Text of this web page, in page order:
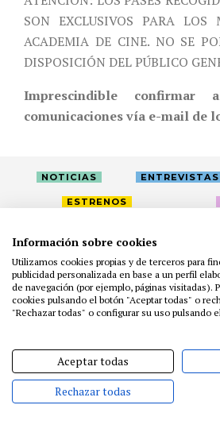
SON EXCLUSIVOS PARA LOS
ACADEMIA DE CINE. NO SE
DISPOSICIÓN DEL PÚBLICO
Imprescindible confirmar
comunicaciones vía e-mail de
NOTICIAS ENTREVISTAS
ESTRENOS
PRENSA
FUNDACIÓN
BIBLIOTECA
Información sobre cookies
Utilizamos cookies propias y de terceros para
publicidad personalizada en base a un perfil
de navegación (por ejemplo, páginas visitadas).
cookies pulsando el botón "Aceptar todas" o
"Rechazar todas" o configurar su uso pulsando
Aceptar todas
Rechazar todas